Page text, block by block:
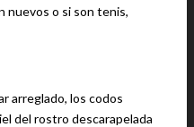
nuevos o si son tenis,
arreglado, los codos
del rostro descarapelada